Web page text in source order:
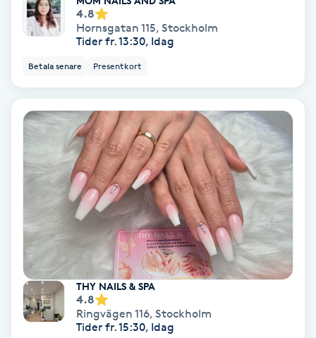
Medium
Melasma
Mesoterapi
Microshading
Mixfransar
Nagelförlängning
4.8
Hornsgatan 115, Stockholm
Tider fr. 13:30, Idag
Betala senare Presentkort
THY NAILS & SPA
4.8
Ringvägen 116, Stockholm
Tider fr. 15:30, Idag